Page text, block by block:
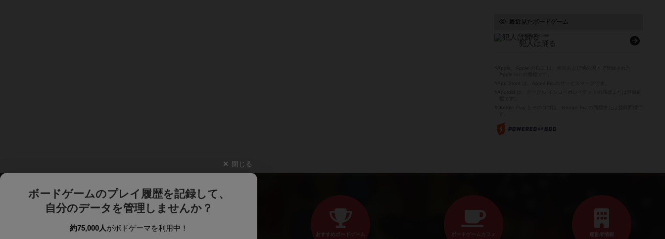
最近見たボードゲーム
Dancing Criminal
犯人は踊る
閉じる
ボードゲームのプレイ履歴を記録して、
自分のデータを管理しませんか？
約75,000人がボドゲーマを利用中！
おすすめボードゲーム ボードゲームカフェ 運営者情報